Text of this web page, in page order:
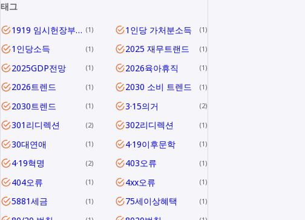
태그
1919 임시헌장부터 헌법 제1조까지 1 1인당 가처분소득 1
1인당소득 1 2025 재무트랜드 1
2025GDP전망 1 2026육아휴직 1
2026트렌드 1 2030 소비 트렌드 1
2030트렌드 1 3·15의거 2
301리디렉션 2 302리디렉션 1
30대연애 1 4·19이후문학 1
4·19혁명 2 403오류 1
404오류 1 4xx오류 1
5881세금 1 75세이상혜택 1